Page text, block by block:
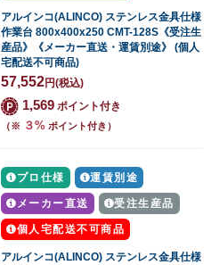
アルインコ(ALINCO) ステンレス金具仕様
作業台 800x400x250 CMT-128S《受注生
産品》《メーカー直送・運賃別途》 (個人
宅配送不可商品)
57,552円(税込)
1,569 ポイント付き
（※ ３% ポイント付き）
プロ仕様 運賃別途
メーカー直送 受注生産品
個人宅配送不可商品
アルインコ(ALINCO) ステンレス金具仕様